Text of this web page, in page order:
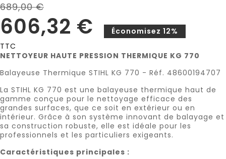
689,00 €
606,32 €
Économisez 12%
TTC
NETTOYEUR HAUTE PRESSION THERMIQUE KG 770
Balayeuse Thermique STIHL KG 770 - Réf. 48600194707
La STIHL KG 770 est une balayeuse thermique haut de
gamme conçue pour le nettoyage efficace des
grandes surfaces, que ce soit en extérieur ou en
intérieur. Grâce à son système innovant de balayage et
sa construction robuste, elle est idéale pour les
professionnels et les particuliers exigeants.
Caractéristiques principales :